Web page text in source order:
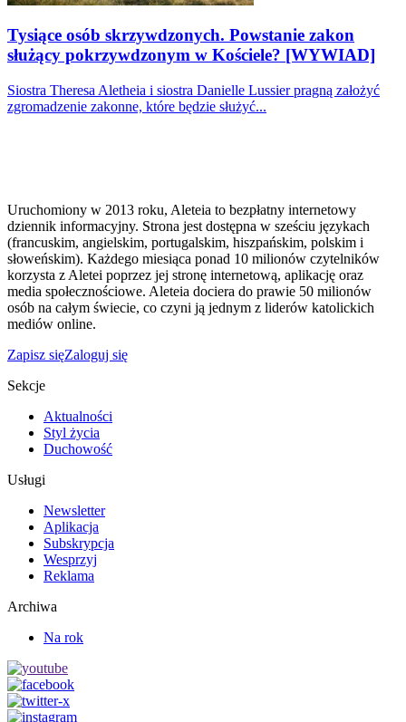
Tysiące osób skrzywdzonych. Powstanie zakon
służący pokrzywdzonym w Kościele? [WYWIAD]
Siostra Theresa Aletheia i siostra Danielle Lussier pragną założyć
zgromadzenie zakonne, które będzie służyć...
Uruchomiony w 2013 roku, Aleteia to bezpłatny internetowy
dziennik informacyjny. Strona jest dostępna w sześciu językach
(francuskim, angielskim, portugalskim, hiszpańskim, polskim i
słoweńskim). Każdego miesiąca ponad 10 milionów czytelników
korzysta z Aletei poprzez jej stronę internetową, aplikację oraz
media społecznościowe. Aleteia dociera do prawie 50 milionów
osób na całym świecie, co czyni ją jednym z liderów katolickich
mediów online.
Zapisz sięZaloguj się
Sekcje
Aktualności
Styl życia
Duchowość
Usługi
Newsletter
Aplikacja
Subskrypcja
Wesprzyj
Reklama
Archiwa
Na rok